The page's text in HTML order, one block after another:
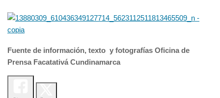
Fuente de información, texto y fotografías Oficina de
Prensa Facatativá Cundinamarca